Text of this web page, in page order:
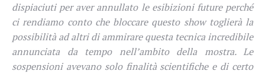
dispiaciuti per aver annullato le esibizioni future perché
ci rendiamo conto che bloccare questo show toglierà la
possibilità ad altri di ammirare questa tecnica incredibile
annunciata da tempo nell’ambito della mostra. Le
sospensioni avevano solo finalità scientifiche e di certo